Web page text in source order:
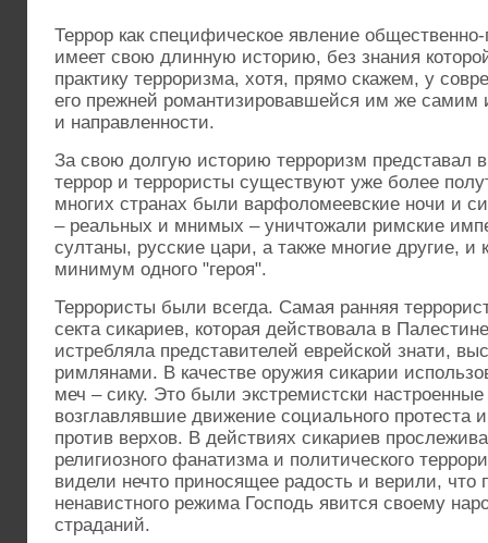
Террор как специфическое явление
имеет свою длинную историю, без знания
практику терроризма, хотя, прямо скажем, у
его прежней романтизировавшейся им же самим
и направленности.
За свою долгую историю терроризм представал
террор и террористы существуют уже более
многих странах были варфоломеевские ночи и
– реальных и мнимых – уничтожали римские
султаны, русские цари, а также многие другие, и
минимум одного "героя".
Террористы были всегда. Самая ранняя
секта сикариев, которая действовала в
истребляла представителей еврейской знати,
римлянами. В качестве оружия сикарии
меч – сику. Это были экстремистски
возглавлявшие движение социального протеста
против верхов. В действиях сикариев
религиозного фанатизма и политического
видели нечто приносящее радость и верили, что
ненавистного режима Господь явится своему
страданий.